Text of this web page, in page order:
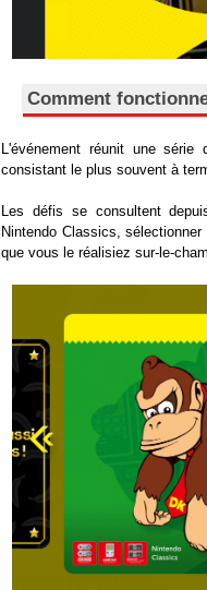
Comment
L'événement réunit une série
consistant le plus souvent à
Les défis se consultent
Nintendo Classics,
que vous le réalisiez sur-le-